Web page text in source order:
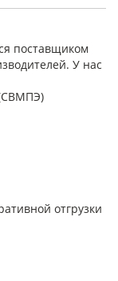
поставщиком
У нас
отгрузки